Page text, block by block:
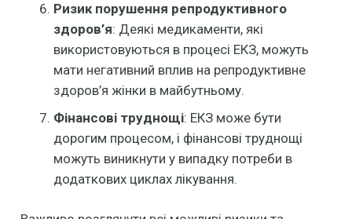
Ризик порушення репродуктивного
здоров’я: Деякі медикаменти, які
використовуються в процесі ЕКЗ, можуть
мати негативний вплив на репродуктивне
здоров’я жінки в майбутньому.
Фінансові труднощі: ЕКЗ може бути
дорогим процесом, і фінансові труднощі
можуть виникнути у випадку потреби в
додаткових циклах лікування.